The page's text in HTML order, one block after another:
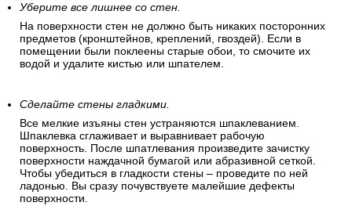
Уберите все лишнее со стен.
На поверхности стен не должно быть никаких посторонних
предметов (кронштейнов, креплений, гвоздей). Если в
помещении были поклеены старые обои, то смочите их
водой и удалите кистью или шпателем.
Сделайте стены гладкими.
Все мелкие изъяны стен устраняются шпаклеванием.
Шпаклевка сглаживает и выравнивает рабочую
поверхность. После шпатлевания произведите зачистку
поверхности наждачной бумагой или абразивной сеткой.
Чтобы убедиться в гладкости стены – проведите по ней
ладонью. Вы сразу почувствуете малейшие дефекты
поверхности.